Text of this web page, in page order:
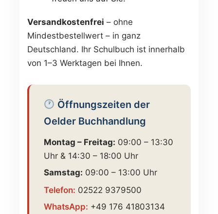
Versandkostenfrei – ohne
Mindestbestellwert – in ganz
Deutschland. Ihr Schulbuch ist innerhalb
von 1–3 Werktagen bei Ihnen.
Öffnungszeiten der
Oelder Buchhandlung
Montag – Freitag: 09:00 – 13:30
Uhr & 14:30 – 18:00 Uhr
Samstag: 09:00 – 13:00 Uhr
Telefon: 02522 9379500
WhatsApp: +49 176 41803134